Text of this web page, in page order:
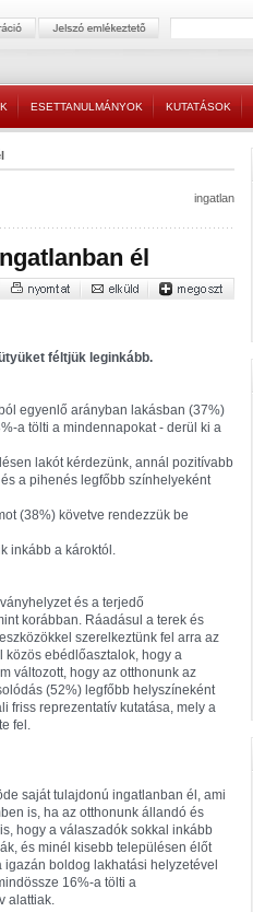
ESETTANULMÁNYOK KUTATÁSOK
ingatlan
él
féltjük leginkább.
egyenlő arányban lakásban (37%)
a tölti a mindennapokat - derül ki a
lakót kérdezünk, annál pozitívabb
a pihenés legfőbb színhelyeként
(38%) követve rendezzük be
inkább a károktól.
és a terjedő
korábban. Ráadásul a terek és
szerelkeztünk fel arra az
közös ebédlőasztalok, hogy a
változott, hogy az otthonunk az
(52%) legfőbb helyszíneként
friss reprezentatív kutatása, mely a
fel.
saját tulajdonú ingatlanban él, ami
is, ha az otthonunk állandó és
hogy a válaszadók sokkal inkább
és minél kisebb településen élőt
boldog lakhatási helyzetével
16%-a tölti a
alattiak.